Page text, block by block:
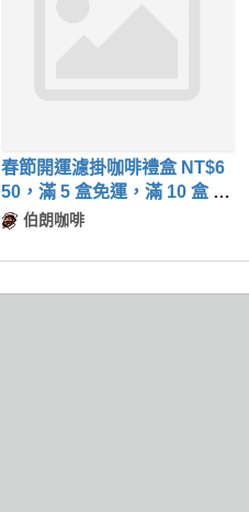
春節開運濾掛咖啡禮盒 NT$6
50，滿 5 盒免運，滿 10 盒 95
折 伯朗咖啡